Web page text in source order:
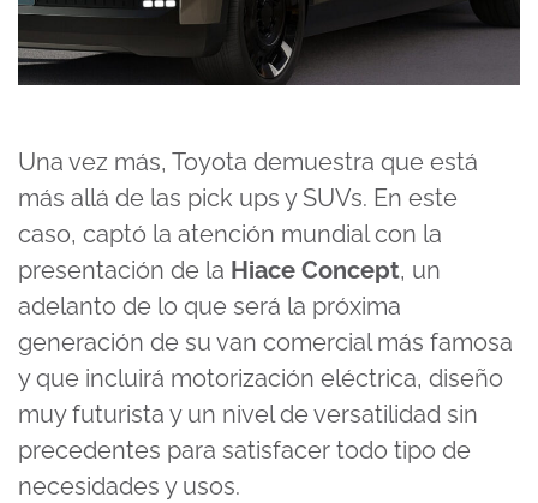
Una vez más, Toyota demuestra que está
más allá de las pick ups y SUVs. En este
caso, captó la atención mundial con la
presentación de la Hiace Concept, un
adelanto de lo que será la próxima
generación de su van comercial más famosa
y que incluirá motorización eléctrica, diseño
muy futurista y un nivel de versatilidad sin
precedentes para satisfacer todo tipo de
necesidades y usos.